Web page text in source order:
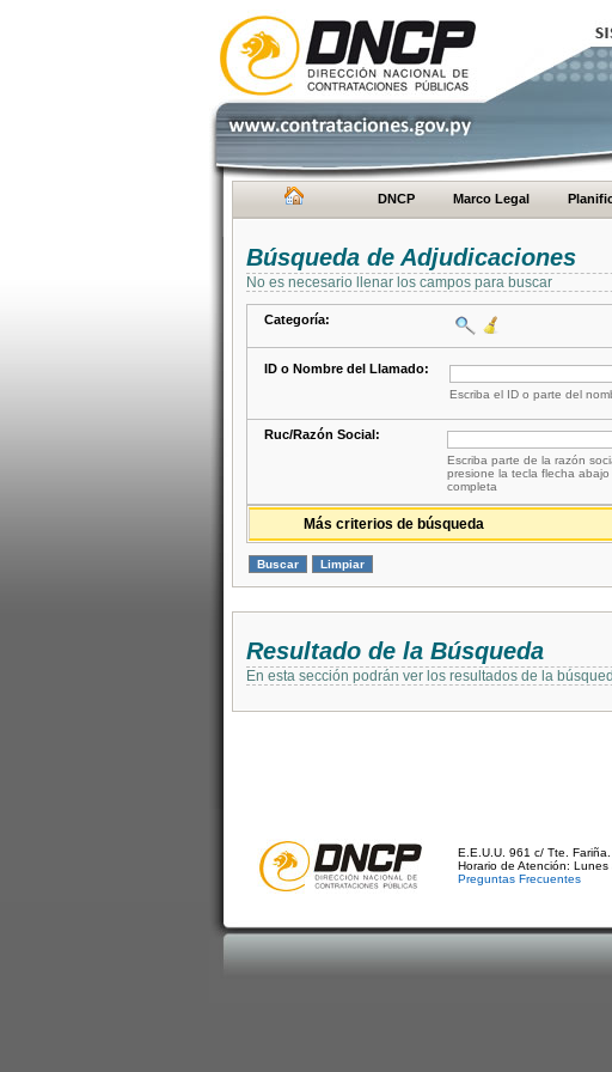
DNCP Marco Legal
Búsqueda de Adjudicaciones
No es necesario llenar los campos para buscar
Categoría:
ID o Nombre del Llamado:
Escriba el ID o parte del
Ruc/Razón Social:
Escriba parte de la razón
presione la tecla flecha
completa
Más criterios de búsqueda
Resultado de la Búsqueda
En esta sección podrán ver los resultados de la
E.E.U.U. 961 c/ Tte.
Horario de Atención:
Preguntas Frecuentes